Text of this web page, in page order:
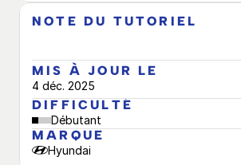
NOTE DU TUTORIEL
MIS À JOUR LE
4 déc. 2025
DIFFICULTÉ
Débutant
MARQUE
Hyundai